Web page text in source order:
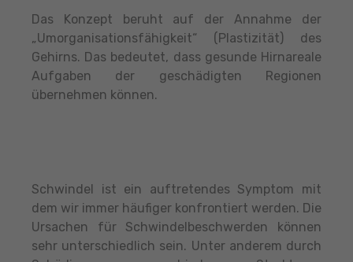
Das Konzept beruht auf der Annahme der
„Umorganisationsfähigkeit“ (Plastizität) des
Gehirns. Das bedeutet, dass gesunde Hirnareale
Aufgaben der geschädigten Regionen
übernehmen können.
Schwindel ist ein auftretendes Symptom mit
dem wir immer häufiger konfrontiert werden. Die
Ursachen für Schwindelbeschwerden können
sehr unterschiedlich sein. Unter anderem durch